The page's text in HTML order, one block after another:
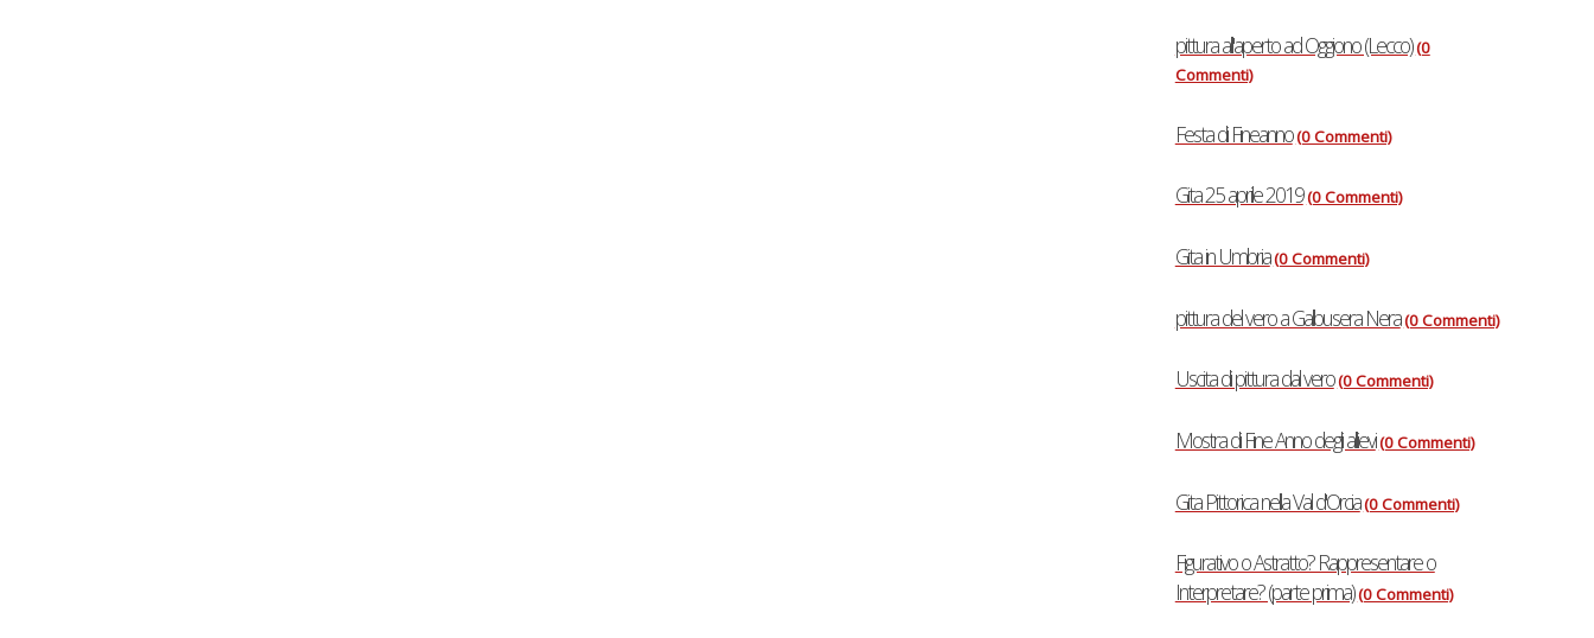
pittura all'aperto ad Oggiono (Lecco)(0
Commenti)
Festa di Fineanno(0 Commenti)
Gita 25 aprile 2019(0 Commenti)
Gita in Umbria(0 Commenti)
pittura del vero a Galbusera Nera(0 Commenti)
Uscita di pittura dal vero(0 Commenti)
Mostra di Fine Anno degli allievi(0 Commenti)
Gita Pittorica nella Val d'Orcia(0 Commenti)
Figurativo o Astratto? Rappresentare o
Interpretare? (parte prima)(0 Commenti)